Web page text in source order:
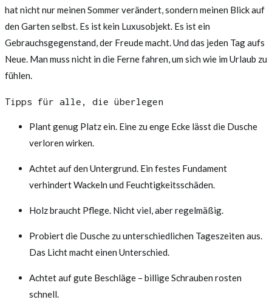
hat nicht nur meinen Sommer verändert, sondern meinen Blick auf
den Garten selbst. Es ist kein Luxusobjekt. Es ist ein
Gebrauchsgegenstand, der Freude macht. Und das jeden Tag aufs
Neue. Man muss nicht in die Ferne fahren, um sich wie im Urlaub zu
fühlen.
Tipps für alle, die überlegen
Plant genug Platz ein. Eine zu enge Ecke lässt die Dusche
verloren wirken.
Achtet auf den Untergrund. Ein festes Fundament
verhindert Wackeln und Feuchtigkeitsschäden.
Holz braucht Pflege. Nicht viel, aber regelmäßig.
Probiert die Dusche zu unterschiedlichen Tageszeiten aus.
Das Licht macht einen Unterschied.
Achtet auf gute Beschläge – billige Schrauben rosten
schnell.